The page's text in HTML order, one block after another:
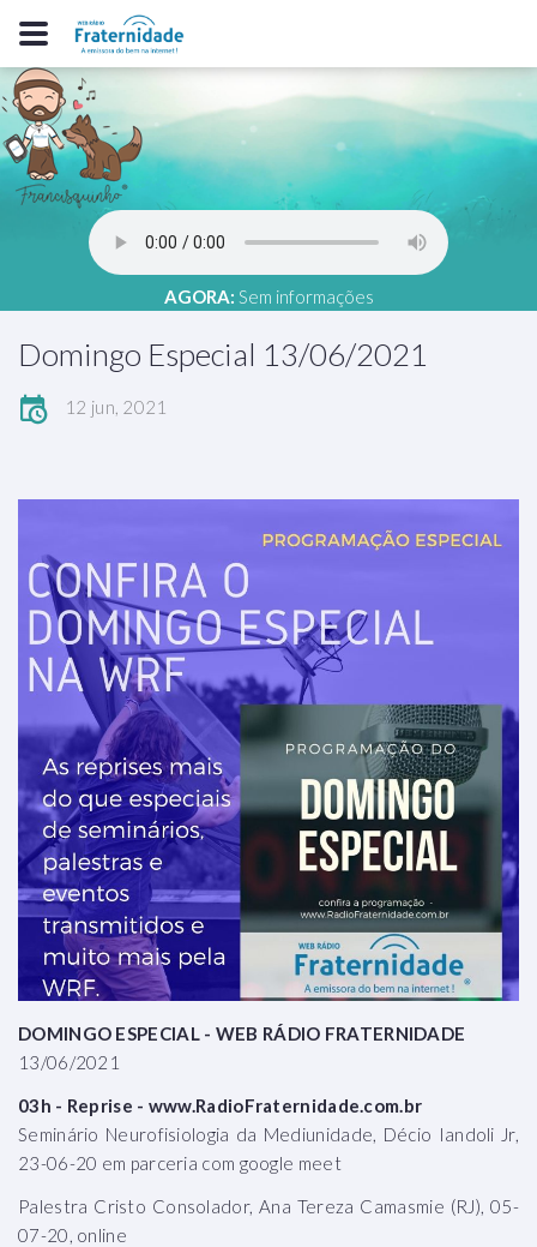
AGORA: Sem informações
Domingo Especial 13/06/2021
12 jun, 2021
DOMINGO ESPECIAL - WEB RÁDIO FRATERNIDADE
13/06/2021
03h - Reprise - www.RadioFraternidade.com.br
Seminário Neurofisiologia da Mediunidade, Décio Iandoli Jr,
23-06-20 em parceria com google meet
Palestra Cristo Consolador, Ana Tereza Camasmie (RJ), 05-
07-20, online